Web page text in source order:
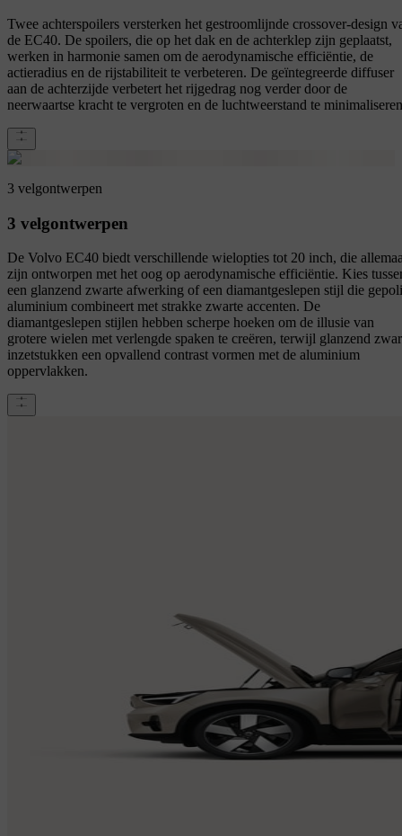
Twee achterspoilers versterken het gestroomlijnde crossover-design
de EC40. De spoilers, die op het dak en de achterklep zijn geplaatst,
werken in harmonie samen om de aerodynamische efficiëntie, de
actieradius en de rijstabiliteit te verbeteren. De geïntegreerde diffuser
aan de achterzijde verbetert het rijgedrag nog verder door de
neerwaartse kracht te vergroten en de luchtweerstand te
3 velgontwerpen
3 velgontwerpen
De Volvo EC40 biedt verschillende wielopties tot 20 inch, die
zijn ontworpen met het oog op aerodynamische efficiëntie. Kies
een glanzend zwarte afwerking of een diamantgeslepen stijl die
aluminium combineert met strakke zwarte accenten. De
diamantgeslepen stijlen hebben scherpe hoeken om de illusie van
grotere wielen met verlengde spaken te creëren, terwijl glanzend
inzetstukken een opvallend contrast vormen met de aluminium
oppervlakken.